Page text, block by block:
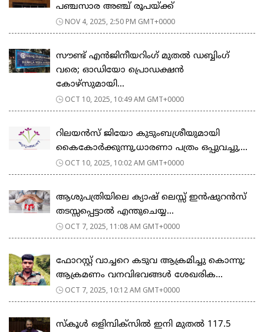
പഞ്ചസാര അഞ്ച് രൂപയ്ക്ക്
NOV 4, 2025, 2:50 PM GMT+0000
സൗണ്ട് എൻജിനീയറിംഗ് മുതൽ ഡബ്ബിംഗ്
വരെ; ഓഡിയോ പ്രൊഡക്ഷൻ
കോഴ്‌സുമായി...
OCT 10, 2025, 10:49 AM GMT+0000
റിലയൻസ് ജിയോ കുടുംബശ്രീയുമായി
കൈകോർക്കുന്നു,ധാരണാ പത്രം ഒപ്പുവച്ചു,...
OCT 10, 2025, 10:02 AM GMT+0000
ആശുപത്രിയിലെ ക്യാഷ് ലെസ്സ് ഇന്‍ഷുറന്‍സ്
തടസ്സപ്പെട്ടാല്‍ എന്തുചെയ്യ...
OCT 7, 2025, 11:08 AM GMT+0000
ഫോറസ്റ്റ് വാച്ചറെ കടുവ ആക്രമിച്ചു കൊന്നു;
ആക്രമണം വനവിഭവങ്ങൾ ശേഖരിക...
OCT 7, 2025, 10:12 AM GMT+0000
സ്കൂൾ ഒളിമ്പിക്സിൽ ഇനി മുതൽ 117.5